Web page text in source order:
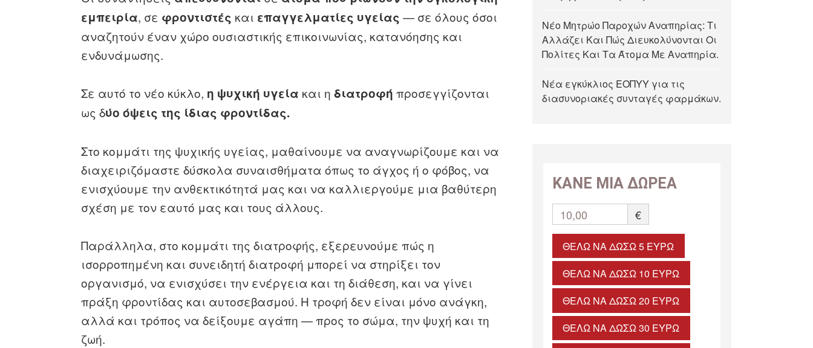
εμπειρία, σε φροντιστές και επαγγελματίες υγείας — σε όλους όσοι
αναζητούν έναν χώρο ουσιαστικής επικοινωνίας, κατανόησης και
ενδυνάμωσης.
Σε αυτό το νέο κύκλο, η ψυχική υγεία και ηδιατροφή προσεγγίζονται
ως δύο όψεις της ίδιας φροντίδας.
Στο κομμάτι της ψυχικής υγείας, μαθαίνουμε να αναγνωρίζουμε και να
διαχειριζόμαστε δύσκολα συναισθήματα όπως το άγχος ή ο φόβος, να
ενισχύουμε την ανθεκτικότητά μας και να καλλιεργούμε μια βαθύτερη
σχέση με τον εαυτό μας και τους άλλους.
Παράλληλα, στο κομμάτι της διατροφής, εξερευνούμε πώς η
ισορροπημένη και συνειδητή διατροφή μπορεί να στηρίξει τον
οργανισμό, να ενισχύσει την ενέργεια και τη διάθεση, και να γίνει
πράξη φροντίδας και αυτοσεβασμού. Η τροφή δεν είναι μόνο ανάγκη,
αλλά και τρόπος να δείξουμε αγάπη — προς το σώμα, την ψυχή και τη
ζωή.
Νέο Μητρώο Παροχών Αναπηρίας: Τι
Αλλάζει Και Πώς Διευκολύνονται Οι
Πολίτες Και Τα Άτομα Με Αναπηρία.
Νέα εγκύκλιος ΕΟΠΥΥ για τις
διασυνοριακές συνταγές φαρμάκων.
ΚΑΝΕ ΜΙΑ ΔΩΡΕΑ
10,00 €
ΘΈΛΩ ΝΑ ΔΏΣΩ 5 ΕΥΡΏ
ΘΈΛΩ ΝΑ ΔΏΣΩ 10 ΕΥΡΏ
ΘΈΛΩ ΝΑ ΔΏΣΩ 20 ΕΥΡΏ
ΘΈΛΩ ΝΑ ΔΏΣΩ 30 ΕΥΡΏ